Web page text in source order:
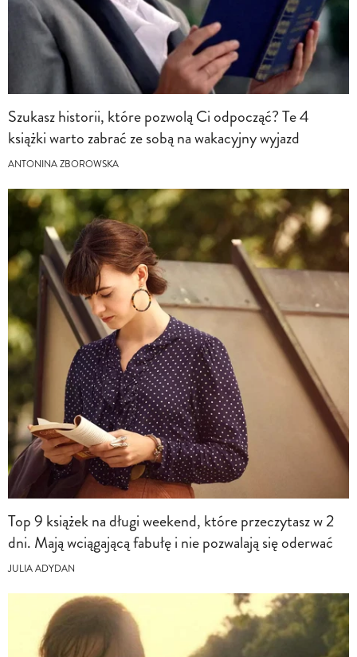
Szukasz historii, które pozwolą Ci odpocząć? Te 4
książki warto zabrać ze sobą na wakacyjny wyjazd
ANTONINA ZBOROWSKA
Top 9 książek na długi weekend, które przeczytasz w 2
dni. Mają wciągającą fabułę i nie pozwalają się oderwać
JULIA ADYDAN